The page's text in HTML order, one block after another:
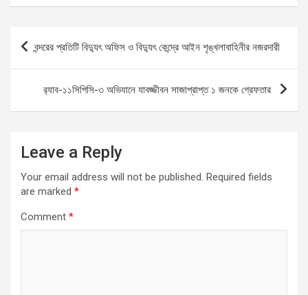
ce
o
o
k
ail at
A
p
p
se
n
g
er
ar
Post
navigation
বন্দরের প্রতিটি বিদ্যুৎ অফিস ও বিদ্যুৎ কেন্দ্রে আইন শৃঙ্খলাবাহিনীর নজরদারী
র‌্যাব-১১সিপিসি-৩ অভিযানে যাবজ্জীবন সাজাপ্রাপ্ত ১ জনকে গ্রেফতার
Leave a Reply
Your email address will not be published. Required fields
are marked *
Comment *